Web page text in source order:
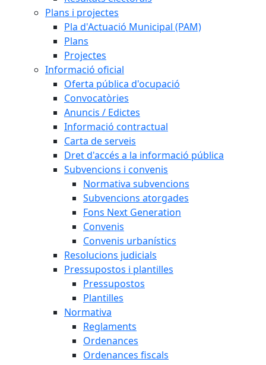
Plans i projectes
Pla d'Actuació Municipal (PAM)
Plans
Projectes
Informació oficial
Oferta pública d'ocupació
Convocatòries
Anuncis / Edictes
Informació contractual
Carta de serveis
Dret d'accés a la informació pública
Subvencions i convenis
Normativa subvencions
Subvencions atorgades
Fons Next Generation
Convenis
Convenis urbanístics
Resolucions judicials
Pressupostos i plantilles
Pressupostos
Plantilles
Normativa
Reglaments
Ordenances
Ordenances fiscals